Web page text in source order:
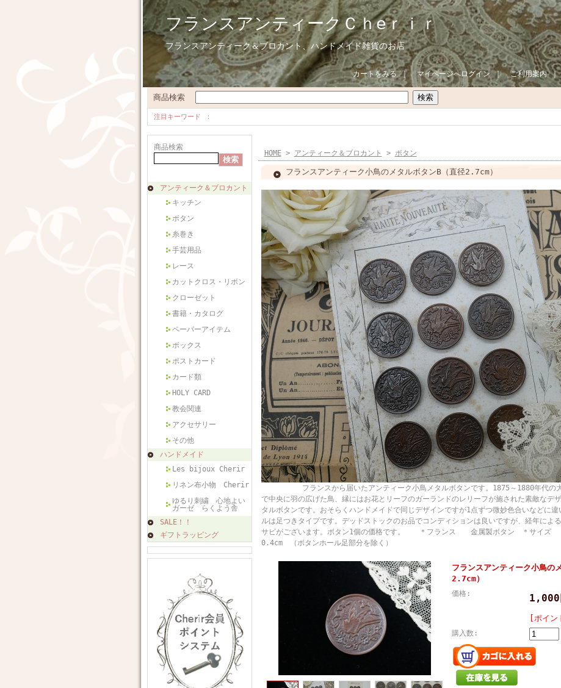
フランスアンティークＣｈeｒｉｒ
フランスアンティーク＆ブロカント、ハンドメイド雑貨のお店
カートをみる｜ マイページへログイン｜ ご利用案内
商品検索
注目キーワード
商品検索
アンティーク＆ブロカント
キッチン
ボタン
糸巻き
手芸用品
レース
カットクロス・リボン
クローゼット
書籍・カタログ
ペーパーアイテム
ボックス
ポストカード
カード類
HOLY CARD
教会関連
アクセサリー
その他
ハンドメイド
Les bijoux Cherir
リネン布小物 Cherir
ゆるり刺繍 心地よい
ガーゼ らくよう舎
SALE！！
ギフトラッピング
HOME> アンティーク＆ブロカント > ボタン
フランスアンティーク小鳥のメタルボタンB（直径2.7cm）
フランスから届いたアンティーク小鳥メタルボタンです。1875～1880年代の大
で中央に羽の広げた鳥、縁にはお花とリーフのガーランドのレリーフが施された素敵なデ
タルボタンです。おそらくハンドメイドで同じデザインですが1点ずつ微妙色合いなどに
ルは足つきタイプです。デッドストックのお品でコンディションは良いですが、経年によ
サビがございます。ボタン1個の価格です。 ＊フランス 金属製ボタン ＊サイズ
0.4cm （ボタンホール足部分を除く）
フランスアンティーク小鳥の
2.7cm）
価格: 1,000
[ポイ
購入数: